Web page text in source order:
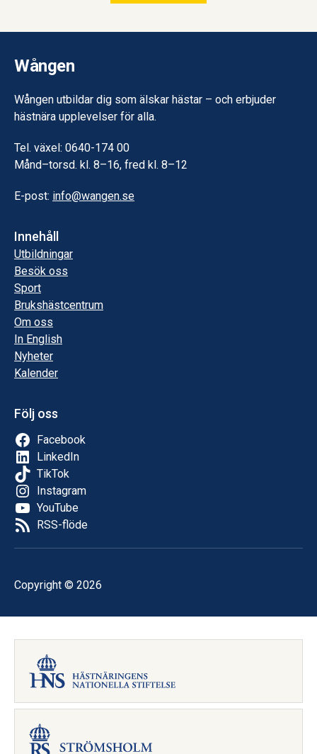
Wången
Wången utbildar dig som älskar hästar – och erbjuder
hästnära upplevelser för alla.
Tel. växel: 0640-174 00
Månd–torsd. kl. 8–16, fred kl. 8–12
E-post: info@wangen.se
Innehåll
Utbildningar
Besök oss
Sport
Brukshästcentrum
Om oss
In English
Nyheter
Kalender
Följ oss
Facebook
LinkedIn
TikTok
Instagram
YouTube
RSS-flöde
Copyright © 2026